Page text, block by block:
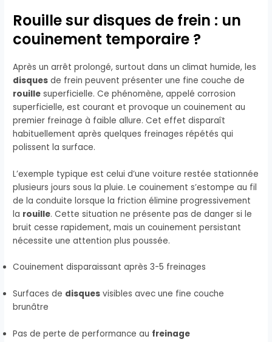
Rouille sur disques de frein : un
couinement temporaire ?
Après un arrêt prolongé, surtout dans un climat humide, les
disques de frein peuvent présenter une fine couche de
rouille superficielle. Ce phénomène, appelé corrosion
superficielle, est courant et provoque un couinement au
premier freinage à faible allure. Cet effet disparaît
habituellement après quelques freinages répétés qui
polissent la surface.
L’exemple typique est celui d’une voiture restée stationnée
plusieurs jours sous la pluie. Le couinement s’estompe au fil
de la conduite lorsque la friction élimine progressivement
la rouille. Cette situation ne présente pas de danger si le
bruit cesse rapidement, mais un couinement persistant
nécessite une attention plus poussée.
Couinement disparaissant après 3-5 freinages
Surfaces de disques visibles avec une fine couche
brunâtre
Pas de perte de performance au freinage